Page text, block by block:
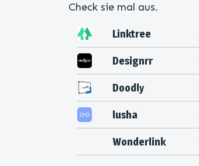
Check sie mal aus.
Linktree
Designrr
Doodly
lusha
Wonderlink